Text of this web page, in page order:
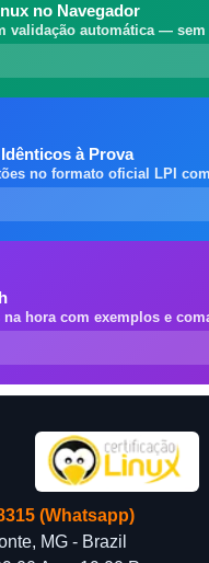
no Navegador
validação automática —
à Prova
no formato oficial LPI
hora com exemplos e
(Whatsapp)
MG - Brazil